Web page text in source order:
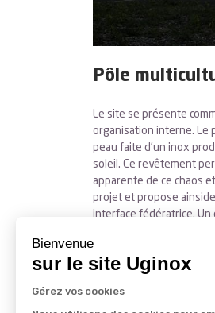
Pôle
Le site se présente
organisation interne. Le
peau faite d’un inox
soleil. Ce revêtement
apparente de ce chaos
projet et propose
interface fédératrice. Un
espaces intérieurs sont
souci d’ergonomie et
enveloppe les enfants
paysage contrasté. Ce
Bienvenue
sur le site Uginox
Gérez vos cookies